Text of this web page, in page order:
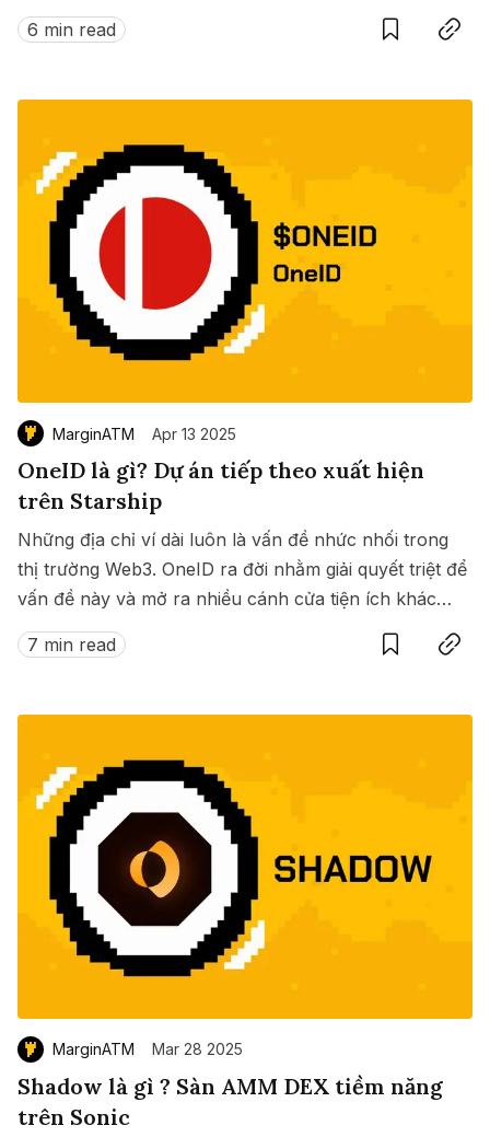
ra kỷ nguyên mới: staking on-chain mà không cần
đánh đổi giữa phần thưởng và thanh khoản.
6 min read
MarginATM Apr 13 2025
OneID là gì? Dự án tiếp theo xuất hiện
trên Starship
Những địa chỉ ví dài luôn là vấn đề nhức nhối trong
thị trường Web3. OneID ra đời nhằm giải quyết triệt để
vấn đề này và mở ra nhiều cánh cửa tiện ích khác
nữa dành cho người dùng trong thế giới Web3.
7 min read
SaveCopy link
MarginATM Mar 28 2025
Shadow là gì ? Sàn AMM DEX tiềm năng
trên Sonic